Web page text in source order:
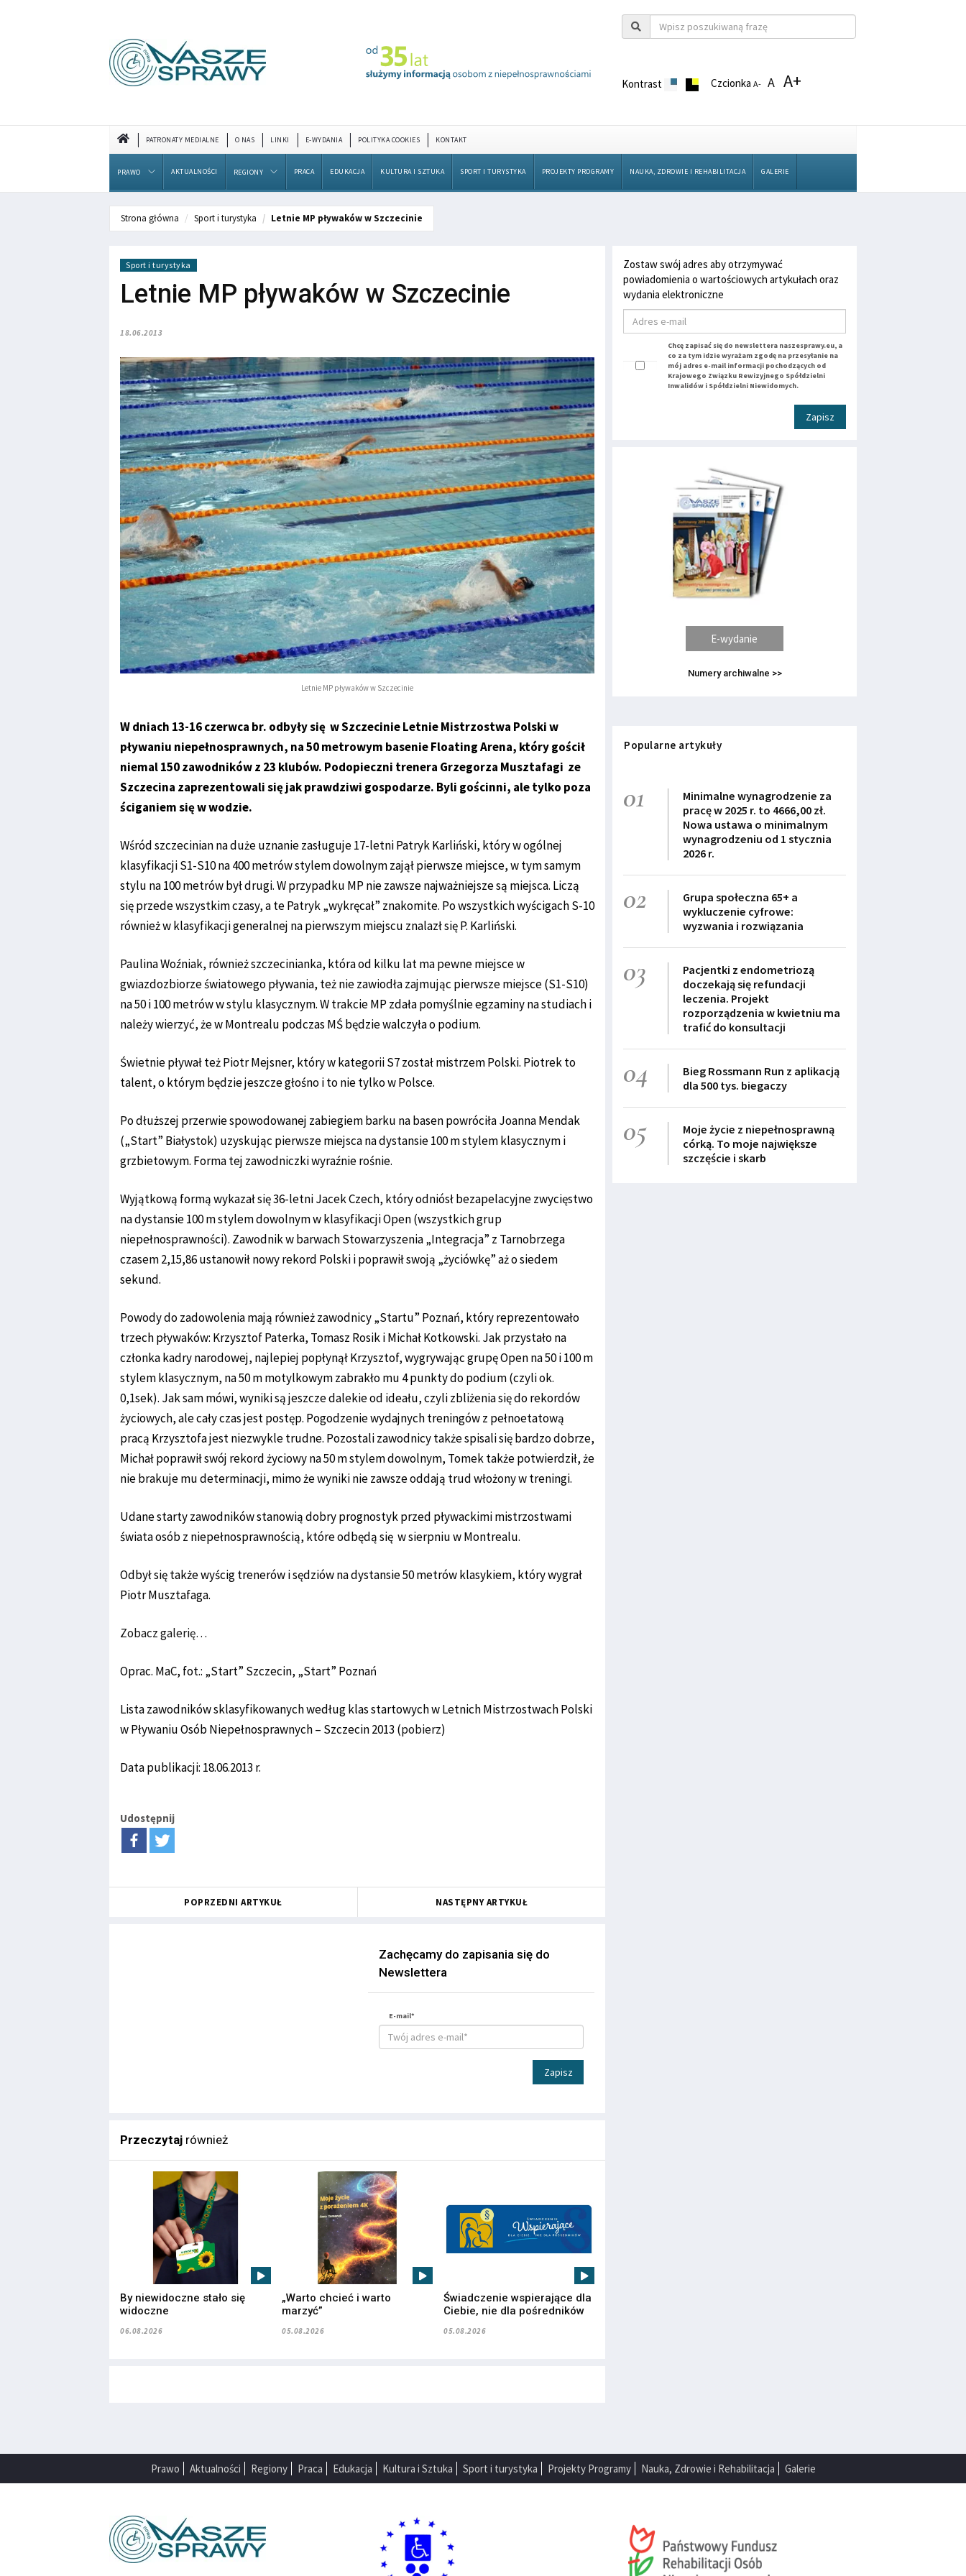
Kontrast CzcionkaA- A A+
PATRONATY MEDIALNE O NAS LINKI E-WYDANIA POLITYKA COOKIES KONTAKT
PRAWO AKTUALNOŚCI REGIONY PRACA EDUKACJA KULTURA I SZTUKA SPORT I TURYSTYKA PROJEKTY PROGRAMY NAUKA, ZDROWIE I REHABILITACJA GALERIE
Strona główna Sport i turystyka Letnie MP pływaków w Szczecinie
Sport i turystyka
Letnie MP pływaków w Szczecinie
18.06.2013
Letnie MP pływaków w Szczecinie
W dniach 13-16 czerwca br. odbyły się w Szczecinie Letnie Mistrzostwa Polski w
pływaniu niepełnosprawnych, na 50 metrowym basenie Floating Arena, który gościł
niemal 150 zawodników z 23 klubów. Podopieczni trenera Grzegorza Musztafagi ze
Szczecina zaprezentowali się jak prawdziwi gospodarze. Byli gościnni, ale tylko poza
ściganiem się w wodzie.
Wśród szczecinian na duże uznanie zasługuje 17-letni Patryk Karliński, który w ogólnej
klasyfikacji S1-S10 na 400 metrów stylem dowolnym zajął pierwsze miejsce, w tym samym
stylu na 100 metrów był drugi. W przypadku MP nie zawsze najważniejsze są miejsca. Liczą
się przede wszystkim czasy, a te Patryk „wykręcał” znakomite. Po wszystkich wyścigach S-10
również w klasyfikacji generalnej na pierwszym miejscu znalazł się P. Karliński.
Paulina Woźniak, również szczecinianka, która od kilku lat ma pewne miejsce w
gwiazdozbiorze światowego pływania, też nie zawiodła zajmując pierwsze miejsce (S1-S10)
na 50 i 100 metrów w stylu klasycznym. W trakcie MP zdała pomyślnie egzaminy na studiach i
należy wierzyć, że w Montrealu podczas MŚ będzie walczyła o podium.
Świetnie pływał też Piotr Mejsner, który w kategorii S7 został mistrzem Polski. Piotrek to
talent, o którym będzie jeszcze głośno i to nie tylko w Polsce.
Po dłuższej przerwie spowodowanej zabiegiem barku na basen powróciła Joanna Mendak
(„Start” Białystok) uzyskując pierwsze miejsca na dystansie 100 m stylem klasycznym i
grzbietowym. Forma tej zawodniczki wyraźnie rośnie.
Wyjątkową formą wykazał się 36-letni Jacek Czech, który odniósł bezapelacyjne zwycięstwo
na dystansie 100 m stylem dowolnym w klasyfikacji Open (wszystkich grup
niepełnosprawności). Zawodnik w barwach Stowarzyszenia „Integracja” z Tarnobrzega
czasem 2,15,86 ustanowił nowy rekord Polski i poprawił swoją „życiówkę” aż o siedem
sekund.
Powody do zadowolenia mają również zawodnicy „Startu” Poznań, który reprezentowało
trzech pływaków: Krzysztof Paterka, Tomasz Rosik i Michał Kotkowski. Jak przystało na
członka kadry narodowej, najlepiej popłynął Krzysztof, wygrywając grupę Open na 50 i 100 m
stylem klasycznym, na 50 m motylkowym zabrakło mu 4 punkty do podium (czyli ok.
0,1sek). Jak sam mówi, wyniki są jeszcze dalekie od ideału, czyli zbliżenia się do rekordów
życiowych, ale cały czas jest postęp. Pogodzenie wydajnych treningów z pełnoetatową
pracą Krzysztofa jest niezwykle trudne. Pozostali zawodnicy także spisali się bardzo dobrze,
Michał poprawił swój rekord życiowy na 50 m stylem dowolnym, Tomek także potwierdził, że
nie brakuje mu determinacji, mimo że wyniki nie zawsze oddają trud włożony w treningi.
Udane starty zawodników stanowią dobry prognostyk przed pływackimi mistrzostwami
świata osób z niepełnosprawnością, które odbędą się w sierpniu w Montrealu.
Odbył się także wyścig trenerów i sędziów na dystansie 50 metrów klasykiem, który wygrał
Piotr Musztafaga.
Zobacz galerię…
Oprac. MaC, fot.: „Start” Szczecin, „Start” Poznań
Lista zawodników sklasyfikowanych według klas startowych w Letnich Mistrzostwach Polski
w Pływaniu Osób Niepełnosprawnych – Szczecin 2013 (pobierz)
Data publikacji: 18.06.2013 r.
Udostępnij
POPRZEDNI ARTYKUŁ NASTĘPNY ARTYKUŁ
Zachęcamy do zapisania się do
Newslettera
E-mail*
Zapisz
Przeczytaj również
By niewidoczne stało się
widoczne
06.08.2026
„Warto chcieć i warto
marzyć”
05.08.2026
Świadczenie wspierające dla
Ciebie, nie dla pośredników
05.08.2026
Zostaw swój adres aby otrzymywać
powiadomienia o wartościowych artykułach oraz
wydania elektroniczne
Chcę zapisać się do newslettera naszesprawy.eu, a
co za tym idzie wyrażam zgodę na przesyłanie na
mój adres e-mail informacji pochodzących od
Krajowego Związku Rewizyjnego Spółdzielni
Inwalidów i Spółdzielni Niewidomych.
Zapisz
E-wydanie
Numery archiwalne >>
Popularne artykuły
01
Minimalne wynagrodzenie za
pracę w 2025 r. to 4666,00 zł.
Nowa ustawa o minimalnym
wynagrodzeniu od 1 stycznia
2026 r.
02
Grupa społeczna 65+ a
wykluczenie cyfrowe:
wyzwania i rozwiązania
03
Pacjentki z endometriozą
doczekają się refundacji
leczenia. Projekt
rozporządzenia w kwietniu ma
trafić do konsultacji
04
Bieg Rossmann Run z aplikacją
dla 500 tys. biegaczy
05
Moje życie z niepełnosprawną
córką. To moje największe
szczęście i skarb
Prawo Aktualności Regiony Praca Edukacja Kultura i Sztuka Sport i turystyka Projekty Programy Nauka, Zdrowie i Rehabilitacja Galerie